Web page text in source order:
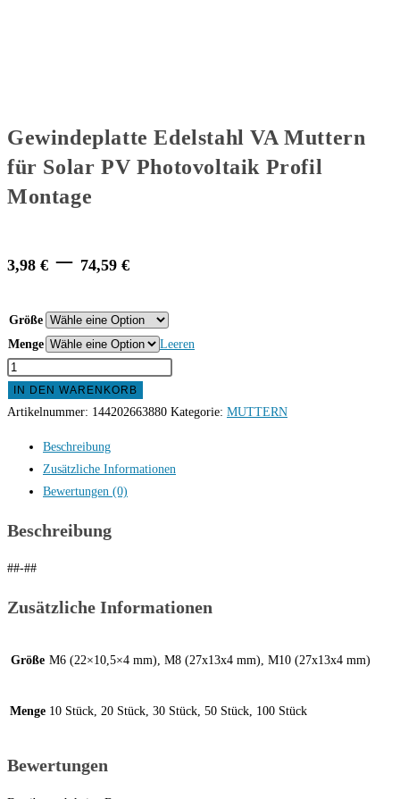
Gewindeplatte Edelstahl VA Muttern
für Solar PV Photovoltaik Profil
Montage
3,98 € – 74,59 €Price
3,98 €
through
74,59 €
Größe
Menge
Leeren
Gewindeplatte
Edelstahl
VA
Photovoltaik
Montage
IN DEN WARENKORB
Artikelnummer: 144202663880 Kategorie: MUTTERN
Beschreibung
Zusätzliche Informationen
Bewertungen (0)
Beschreibung
##-##
Zusätzliche Informationen
Größe M6 (22×10,5×4 mm), M8 (27x13x4 mm), M10 (27x13x4 mm)
Menge 10 Stück, 20 Stück, 30 Stück, 50 Stück, 100 Stück
Bewertungen